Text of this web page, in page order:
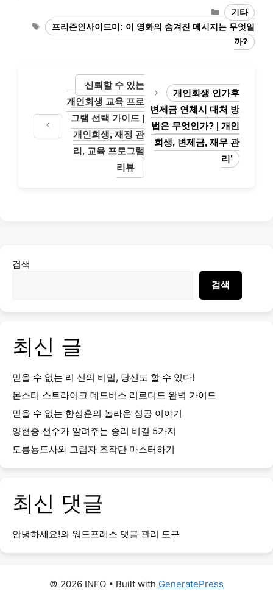
Categories
기타
Tags프리즌인사이드미: 이 영화의 숨겨진 메시지는 무엇일
까?
신뢰할 수 있는
개인회생 교육 프로
그램 선택 가이드 |
개인회생, 재정 관
리, 교육 프로그램
리뷰
개인회생 인가후
변제금 연체시 대처 방
법은 무엇인가? | 개인
회생, 변제금, 재무 관
리’
검색
검색
최신 글
믿을 수 없는 리 신의 비밀, 당신도 할 수 있다!
몬스터 스트라이크 데드버스 리로디드 완벽 가이드
믿을 수 없는 한성훈의 놀라운 성공 이야기
양현종 선수가 알려주는 승리 비결 5가지
도롱뇽도사와 그림자 조작단 마스터하기
최신 댓글
안녕하세요!의 워드프레스 댓글 관리 도구
© 2026 INFO • Built with GeneratePress